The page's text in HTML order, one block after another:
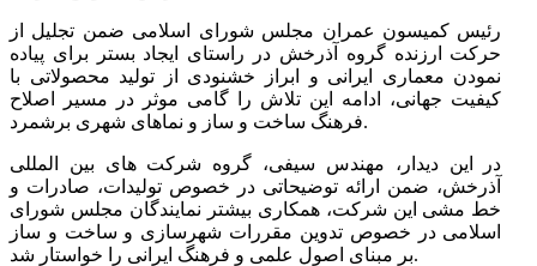
رئیس کمیسون عمران مجلس شورای اسلامی ضمن تجلیل از
حرکت ارزنده گروه آذرخش در راستای ایجاد بستر برای پیاده
نمودن معماری ایرانی و ابراز خشنودی از تولید محصولاتی با
کیفیت جهانی، ادامه این تلاش را گامی موثر در مسیر اصلاح
فرهنگ ساخت و ساز و نماهای شهری برشمرد.
در این دیدار، مهندس سیفی، گروه شرکت های بین المللی
آذرخش، ضمن ارائه توضیحاتی در خصوص تولیدات، صادرات و
خط مشی این شرکت، همکاری بیشتر نمایندگان مجلس شورای
اسلامی در خصوص تدوین مقررات شهرسازی و ساخت و ساز
بر مبنای اصول علمی و فرهنگ ایرانی را خواستار شد.